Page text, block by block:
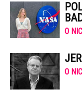
O
O